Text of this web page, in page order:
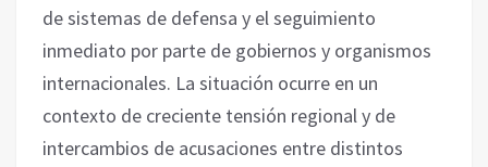
de sistemas de defensa y el seguimiento
inmediato por parte de gobiernos y organismos
internacionales. La situación ocurre en un
contexto de creciente tensión regional y de
intercambios de acusaciones entre distintos